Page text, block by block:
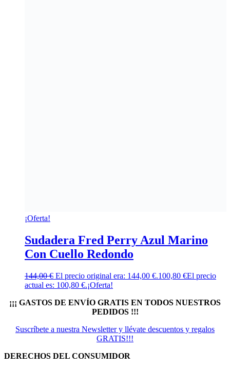
¡Oferta!
Sudadera Fred Perry Azul Marino
Con Cuello Redondo
144,00€ El precio original era: 144,00 €.100,80 €El precio
actual es: 100,80 €.¡Oferta!
¡¡¡ GASTOS DE ENVÍO GRATIS EN TODOS NUESTROS
PEDIDOS !!!
Suscríbete a nuestra Newsletter y llévate descuentos y regalos
GRATIS!!!
DERECHOS DEL CONSUMIDOR